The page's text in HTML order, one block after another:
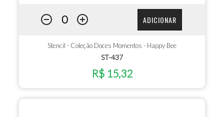
ADICIONAR
Stencil - Coleção Doces Momentos - Happy Bee
ST-437
R$ 15,32